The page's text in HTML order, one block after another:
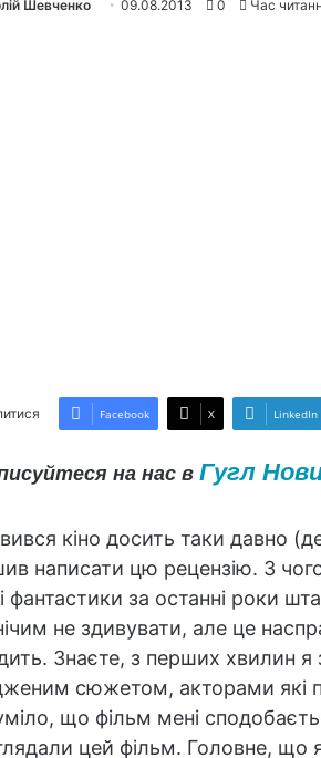
Шевченко 09.08.2013 0 Час
Facebook X LinkedIn
на нас в Гугл
кіно досить таки давно
написати цю рецензію. З
фантастики за останні роки
не здивувати, але це
Знаєте, з перших хвилин
сюжетом, акторами які
що фільм мені
цей фільм. Головне, що